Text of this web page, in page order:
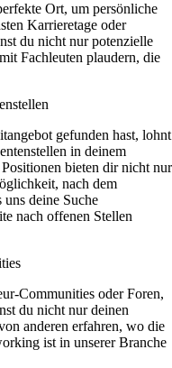
Ort, um persönliche
Karrieretage oder
du nicht nur potenzielle
Fachleuten plaudern, die
gefunden hast, lohnt
in deinem
bieten dir nicht nur
nach dem
deine Suche
nach offenen Stellen
Communities oder Foren,
du nicht nur deinen
anderen erfahren, wo die
ist in unserer Branche